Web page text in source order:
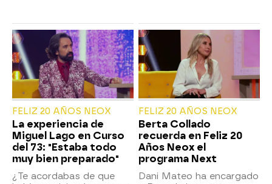
FELIZ 20 AÑOS NEOX
La experiencia de
Miguel Lago en Curso
del 73: "Estaba todo
muy bien preparado"
¿Te acordabas de que
FELIZ 20 AÑOS NEOX
Berta Collado
recuerda en Feliz 20
Años Neox el
programa Next
Dani Mateo ha encargado